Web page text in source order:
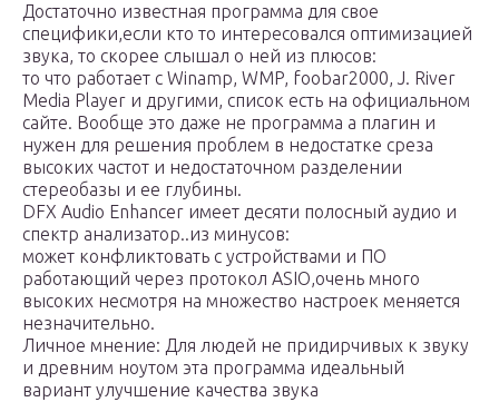
Достаточно известная программа для свое
специфики,если кто то интересовался оптимизацией
звука, то скорее слышал о ней из плюсов:
то что работает с Winamp, WMP, foobar2000, J. River
Media Player и другими, список есть на официальном
сайте. Вообще это даже не программа а плагин и
нужен для решения проблем в недостатке среза
высоких частот и недостаточном разделении
стереобазы и ее глубины.
DFX Audio Enhancer имеет десяти полосный аудио и
спектр анализатор..из минусов:
может конфликтовать с устройствами и ПО
работающий через протокол ASIO,очень много
высоких несмотря на множество настроек меняется
незначительно.
Личное мнение: Для людей не придирчивых к звуку
и древним ноутом эта программа идеальный
вариант улучшение качества звука